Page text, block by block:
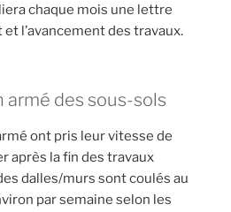
chaque mois une lettre
et l’avancement des travaux.
armé des sous-sols
ont pris leur vitesse de
après la fin des travaux
dalles/murs sont coulés au
par semaine selon les